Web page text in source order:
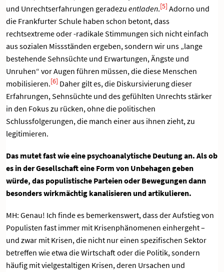
und Unrechtserfahrungen geradezu entladen.[5] Adorno und
die Frankfurter Schule haben schon betont, dass
rechtsextreme oder -radikale Stimmungen sich nicht einfach
aus sozialen Missständen ergeben, sondern wir uns „lange
bestehende Sehnsüchte und Erwartungen, Ängste und
Unruhen“ vor Augen führen müssen, die diese Menschen
mobilisieren.[6] Daher gilt es, die Diskursivierung dieser
Erfahrungen, Sehnsüchte und des gefühlten Unrechts stärker
in den Fokus zu rücken, ohne die politischen
Schlussfolgerungen, die manch einer aus ihnen zieht, zu
legitimieren.
Das mutet fast wie eine psychoanalytische Deutung an. Als ob
es in der Gesellschaft eine Form von Unbehagen geben
würde, das populistische Parteien oder Bewegungen dann
besonders wirkmächtig kanalisieren und artikulieren.
MH: Genau! Ich finde es bemerkenswert, dass der Aufstieg von
Populisten fast immer mit Krisenphänomenen einhergeht –
und zwar mit Krisen, die nicht nur einen spezifischen Sektor
betreffen wie etwa die Wirtschaft oder die Politik, sondern
häufig mit vielgestaltigen Krisen, deren Ursachen und